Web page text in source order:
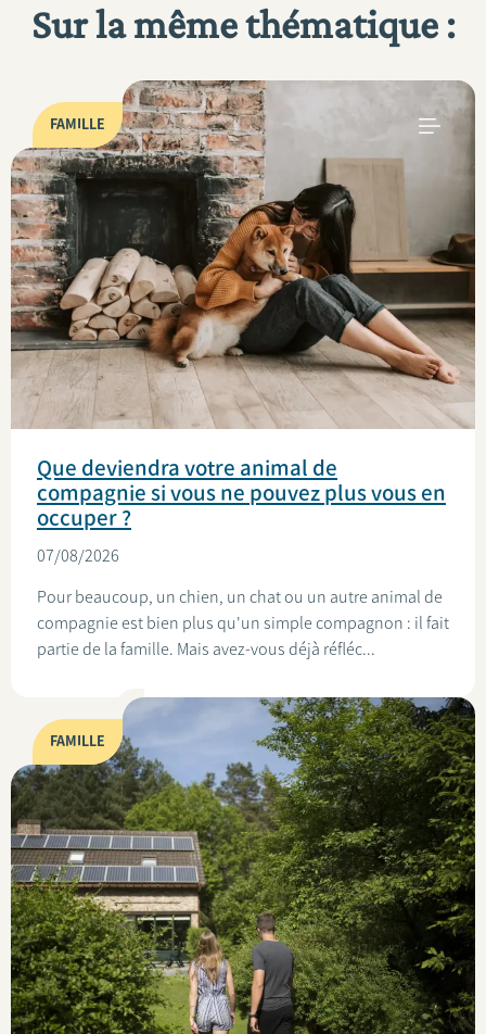
Sur la même thématique :
FAMILLE
Que deviendra votre animal de
compagnie si vous ne pouvez plus vous en
occuper ?
07/08/2026
Pour beaucoup, un chien, un chat ou un autre animal de
compagnie est bien plus qu'un simple compagnon : il fait
partie de la famille. Mais avez-vous déjà réfléc...
FAMILLE